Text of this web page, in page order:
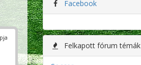
Facebook
Felkapott fórum témák